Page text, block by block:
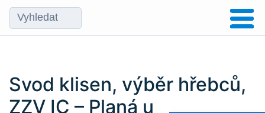
Svod klisen, výběr hřebců,
ZZV IC – Planá u